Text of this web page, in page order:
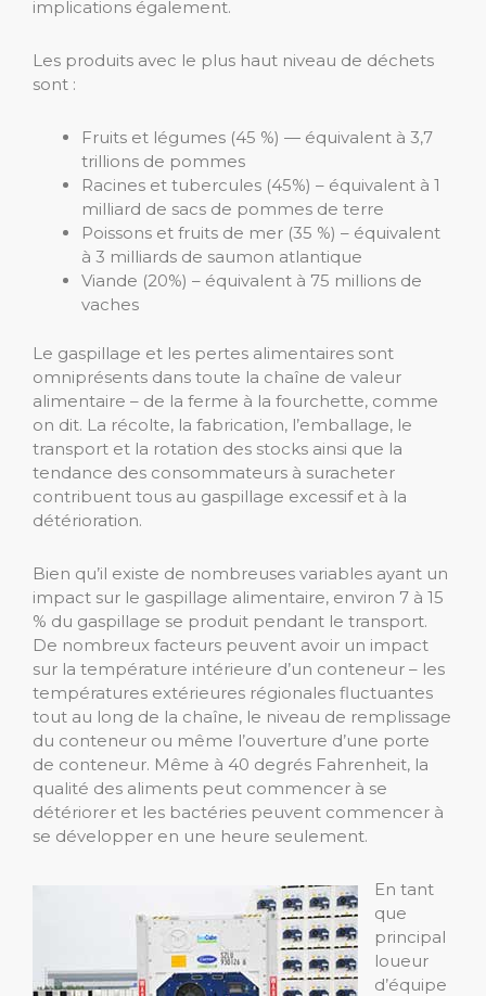
implications également.
Les produits avec le plus haut niveau de déchets
sont :
Fruits et légumes (45 %) — équivalent à 3,7
trillions de pommes
Racines et tubercules (45%) – équivalent à 1
milliard de sacs de pommes de terre
Poissons et fruits de mer (35 %) – équivalent
à 3 milliards de saumon atlantique
Viande (20%) – équivalent à 75 millions de
vaches
Le gaspillage et les pertes alimentaires sont
omniprésents dans toute la chaîne de valeur
alimentaire – de la ferme à la fourchette, comme
on dit. La récolte, la fabrication, l’emballage, le
transport et la rotation des stocks ainsi que la
tendance des consommateurs à suracheter
contribuent tous au gaspillage excessif et à la
détérioration.
Bien qu’il existe de nombreuses variables ayant un
impact sur le gaspillage alimentaire, environ 7 à 15
% du gaspillage se produit pendant le transport.
De nombreux facteurs peuvent avoir un impact
sur la température intérieure d’un conteneur – les
températures extérieures régionales fluctuantes
tout au long de la chaîne, le niveau de remplissage
du conteneur ou même l’ouverture d’une porte
de conteneur. Même à 40 degrés Fahrenheit, la
qualité des aliments peut commencer à se
détériorer et les bactéries peuvent commencer à
se développer en une heure seulement.
En tant
que
principal
loueur
d’équipe